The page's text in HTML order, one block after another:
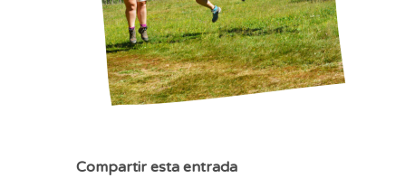
Compartir esta entrada